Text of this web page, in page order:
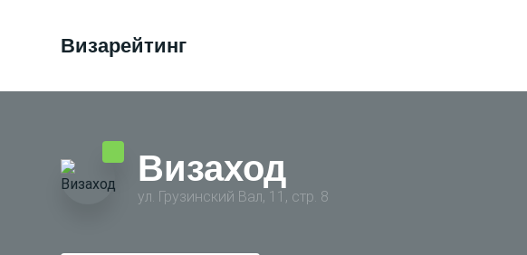
Визарейтинг
Визаход
ул. Грузинский Вал, 11, стр. 8